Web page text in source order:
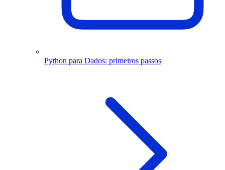
Python para Dados: primeiros passos